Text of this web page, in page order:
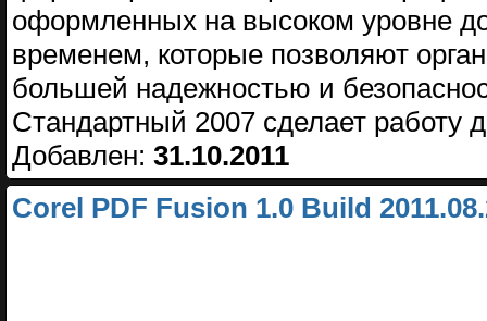
оформленных на высоком уровне
временем, которые позволяют
большей надежностью и
Стандартный 2007 сделает работу
Добавлен: 31.10.2011
Corel PDF Fusion 1.0 Build